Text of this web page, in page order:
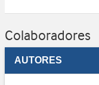
Colaboradores
AUTORES